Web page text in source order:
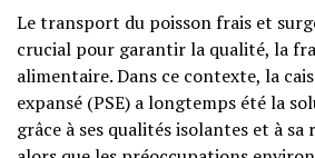
Le transport du poisson frais et
crucial pour garantir la qualité, la
alimentaire. Dans ce contexte, la
expansé (PSE) a longtemps été la
grâce à ses qualités isolantes et à sa